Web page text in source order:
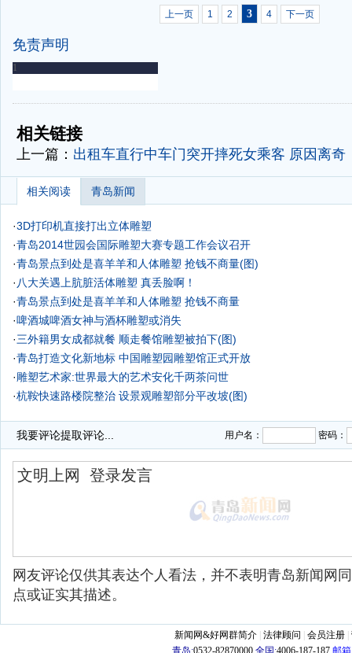
上一页 1 2 3 4 下一页
免责声明
-
相关链接
上一篇： 出租车直行中车门突开摔死女乘客 原因离奇
相关阅读 青岛新闻
·3D打印机直接打出立体雕塑
·青岛2014世园会国际雕塑大赛专题工作会议召开
·青岛景点到处是喜羊羊和人体雕塑 抢钱不商量(图)
· 八大关遇上肮脏活体雕塑 真丢脸啊！
·青岛景点到处是喜羊羊和人体雕塑 抢钱不商量
·啤酒城啤酒女神与酒杯雕塑或消失
·三外籍男女成都就餐 顺走餐馆雕塑被拍下(图)
·青岛打造文化新地标 中国雕塑园雕塑馆正式开放
·雕塑艺术家:世界最大的艺术安化千两茶问世
·杭鞍快速路楼院整治 设景观雕塑部分平改坡(图)
我要评论提取评论... 用户名： 密码：
网友评论仅供其表达个人看法，并不表明青岛新闻网
点或证实其描述。